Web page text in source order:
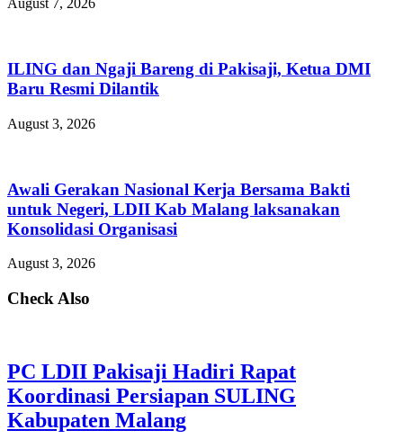
August 7, 2026
ILING dan Ngaji Bareng di Pakisaji, Ketua DMI
Baru Resmi Dilantik
August 3, 2026
Awali Gerakan Nasional Kerja Bersama Bakti
untuk Negeri, LDII Kab Malang laksanakan
Konsolidasi Organisasi
August 3, 2026
Check Also
PC LDII Pakisaji Hadiri Rapat
Koordinasi Persiapan SULING
Kabupaten Malang